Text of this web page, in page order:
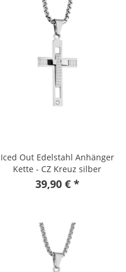
Iced Out Edelstahl Anhänger
Kette - CZ Kreuz silber
39,90 € *